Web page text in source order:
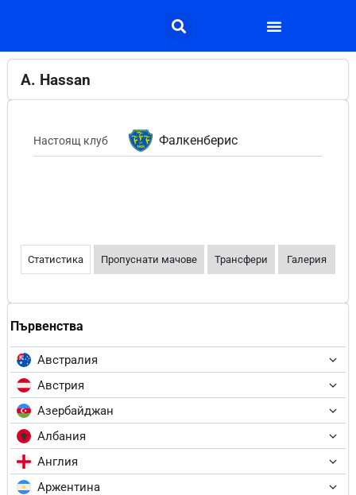
Първенства
Австралия
Австрия
Азербайджан
Албания
Англия
Аржентина
A. Hassan
Настоящ клуб Фалкенберис
Статистика Пропуснати мачове Трансфери Галерия